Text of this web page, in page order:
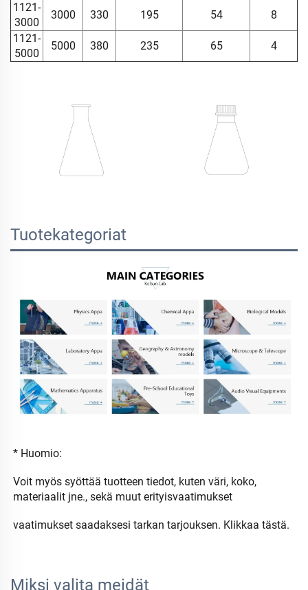
1121-
3000
3000 330 195 54
8
1121-
5000
5000 380 235 65 4
Tuotekategoriat
* Huomio:
Voit myös syöttää tuotteen tiedot, kuten väri, koko,
materiaalit jne., sekä muut erityisvaatimukset
vaatimukset saadaksesi tarkan tarjouksen. Klikkaa tästä.
Miksi valita meidät